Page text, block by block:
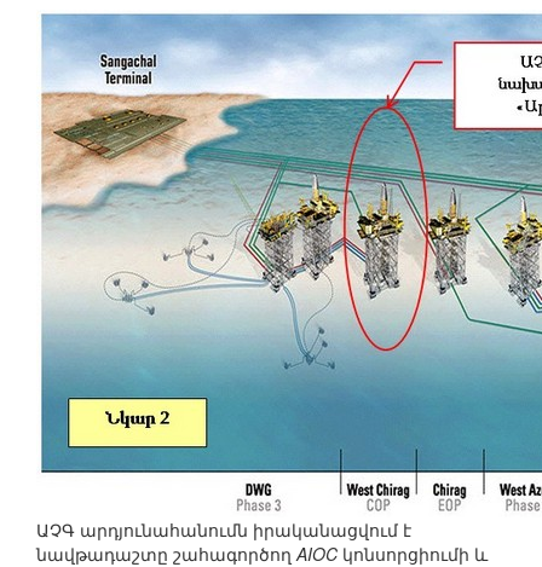
ԱՉԳ արդյունահանումն իրականացվում է
նավթադաշտը շահագործողAIOC կոնսորցիումի և